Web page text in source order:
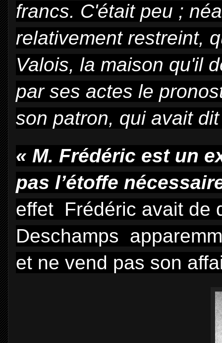
francs. C'était peu ;
relativement restreint,
Valois, la maison qu'il
par ses actes le
son patron, qui avait
« M. Frédéric est un
pas l’étoffe
effet Frédéric avait de
Deschamps
et ne vend pas son